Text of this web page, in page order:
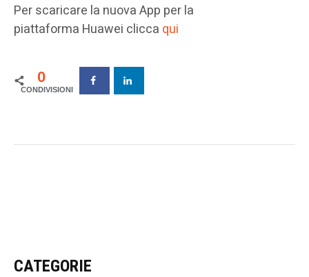
Per scaricare la nuova App per la
piattaforma Huawei clicca qui
0
CATEGORIE